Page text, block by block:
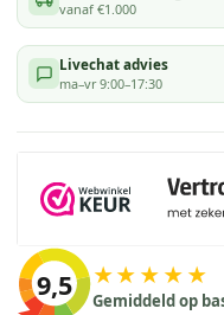
vanaf €1.000
Livechat advies
ma–vr 9:00–17:30
9,5 ★★★★★
Gemiddeld op